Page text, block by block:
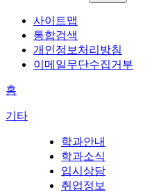
사이트맵
통합검색
개인정보처리방침
이메일무단수집거부
홈
기타
학과안내
학과소식
입시상담
취업정보